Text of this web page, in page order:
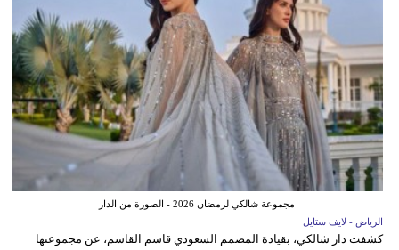
مجموعة شالكي لرمضان 2026 - الصورة من الدار
الرياض - لايف ستايل
كشفت دار شالكي، بقيادة المصمم السعودي قاسم القاسم، عن مجموعتها